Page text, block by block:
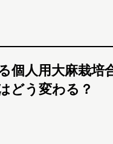
個人用大麻栽培
どう変わる？